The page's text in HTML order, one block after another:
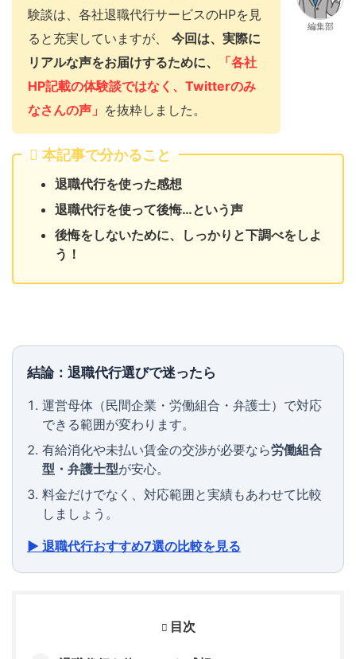
験談は、各社退職代行サービスのHPを見
ると充実していますが、 今回は、実際に
リアルな声をお届けするために、
「各社
HP記載の体験談ではなく、Twitterのみ
なさんの声」 を抜粋しました。
編集部
本記事で分かること
退職代行を使った感想
退職代行を使って後悔…という声
後悔をしないために、しっかりと下調べをしよ
う！
結論：退職代行選びで迷ったら
運営母体（民間企業・労働組合・弁護士）で対応
できる範囲が変わります。
有給消化や未払い賃金の交渉が必要なら労働組合
型・弁護士型が安心。
料金だけでなく、対応範囲と実績もあわせて比較
しましょう。
▶ 退職代行おすすめ7選の比較を見る
目次